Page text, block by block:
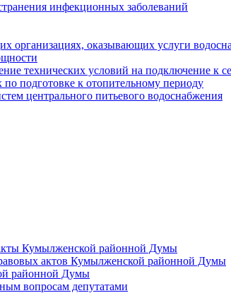
инфекционных заболеваний
организациях, оказывающих услуги
технических условий на подключение к
подготовке к отопительному периоду
центрального питьевого водоснабжения
Кумылженской районной Думы
актов Кумылженской районной Думы
районной Думы
вопросам депутатами